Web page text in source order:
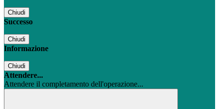
Chiudi
Successo
Chiudi
Informazione
Chiudi
Attendere...
Attendere il completamento dell'operazione...